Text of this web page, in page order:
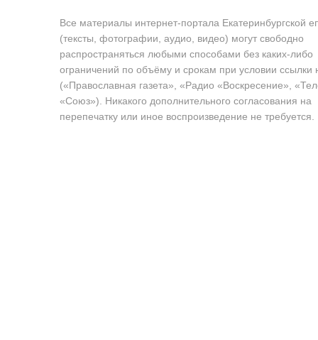
Все материалы интернет-портала Екатеринбургской
(тексты, фотографии, аудио, видео) могут свободно
распространяться любыми способами без каких-либо
ограничений по объёму и срокам при условии ссылки
(«Православная газета», «Радио «Воскресение»,
«Союз»). Никакого дополнительного согласования на
перепечатку или иное воспроизведение не требуется.